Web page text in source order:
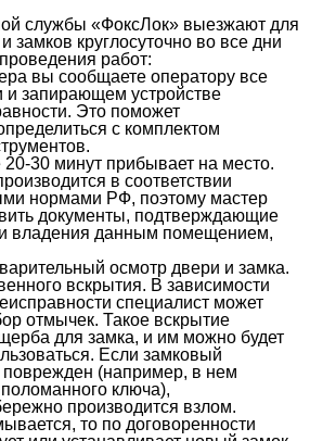
службы «ФоксЛок» выезжают для
замков круглосуточно во все дни
работ:
вы сообщаете оператору все
и запирающем устройстве
Это поможет
с комплектом
20-30 минут прибывает на место.
в соответствии
нормами РФ, поэтому мастер
документы, подтверждающие
владения данным помещением,
осмотр двери и замка.
вскрытия. В зависимости
специалист может
отмычек. Такое вскрытие
для замка, и им можно будет
Если замковый
поврежден (например, в нем
поломанного ключа),
производится взлом.
то по договоренности